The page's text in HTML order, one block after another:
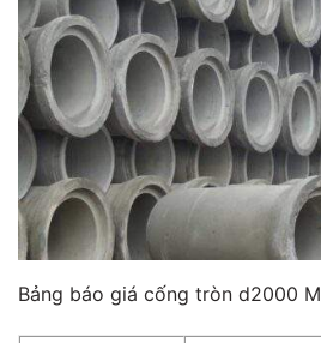
Bảng báo giá cống tròn d2000